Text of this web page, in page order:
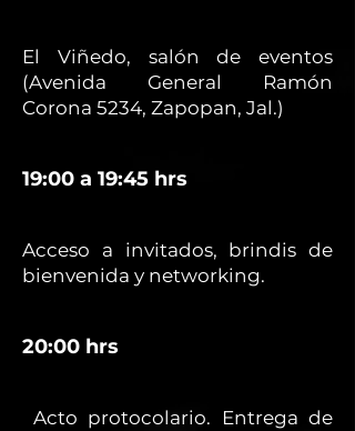
El Viñedo, salón de eventos
(Avenida General Ramón
Corona 5234, Zapopan, Jal.)
19:00 a 19:45 hrs
Acceso a invitados, brindis de
bienvenida y networking.
20:00 hrs
Acto protocolario. Entrega de